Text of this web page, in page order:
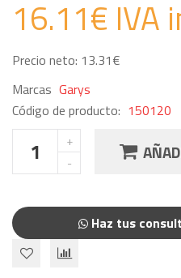
16.11€ IVA
Precio neto: 13.31€
Marcas Garys
Código de producto: 150120
Haz tus